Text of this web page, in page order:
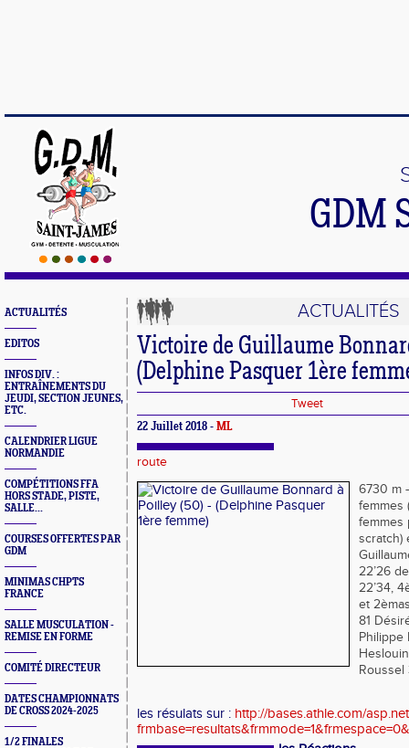
GDM
ACTUALITÉS
EDITOS
INFOS DIV. :
ENTRAÎNEMENTS DU
JEUDI, SECTION JEUNES,
ETC.
CALENDRIER LIGUE
NORMANDIE
COMPÉTITIONS FFA
HORS STADE, PISTE,
SALLE...
COURSES OFFERTES PAR
GDM
MINIMAS CHPTS
FRANCE
SALLE MUSCULATION -
REMISE EN FORME
COMITÉ DIRECTEUR
DATES CHAMPIONNATS
DE CROSS 2024-2025
1/2 FINALES
ACTUALITÉS
Victoire de Guillaume
(Delphine Pasquer 1ère
Tweet
22 Juillet 2018 - ML
route
6730 m
femmes
femmes
scratch)
22’26
22’34,
et
81
Philippe
Roussel
les résulats sur : http://bases.athle.com/